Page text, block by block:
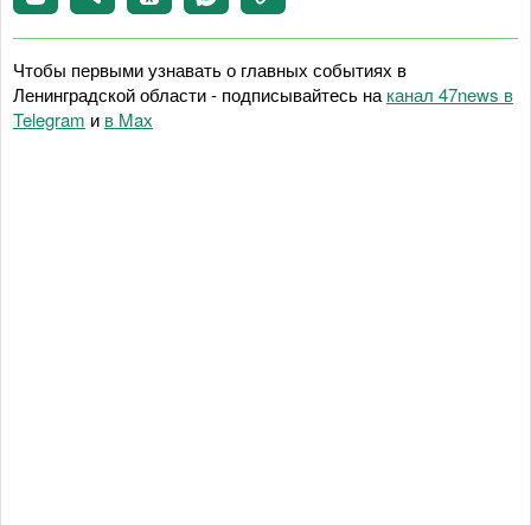
Чтобы первыми узнавать о главных событиях в
Ленинградской области - подписывайтесь на канал 47news в
Telegram и в Maх